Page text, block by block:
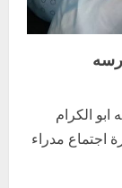
ابو الكرام
اجتماع مدراء